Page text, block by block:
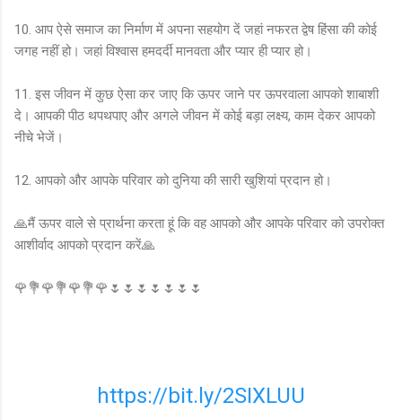
10. आप ऐसे समाज का निर्माण में अपना सहयोग दें जहां नफरत द्वेष हिंसा की कोई
जगह नहीं हो। जहां विश्वास हमदर्दी मानवता और प्यार ही प्यार हो।
11. इस जीवन में कुछ ऐसा कर जाए कि ऊपर जाने पर ऊपरवाला आपको शाबाशी
दे। आपकी पीठ थपथपाए और अगले जीवन में कोई बड़ा लक्ष्य, काम देकर आपको
नीचे भेजें।
12. आपको और आपके परिवार को दुनिया की सारी खुशियां प्रदान हो।
🙏मैं ऊपर वाले से प्रार्थना करता हूं कि वह आपको और आपके परिवार को उपरोक्त
आशीर्वाद आपको प्रदान करें🙏
🌹💐🌹💐🌹💐🌹🌷🌷🌷🌷🌷🌷🌷
https://bit.ly/2SIXLUU